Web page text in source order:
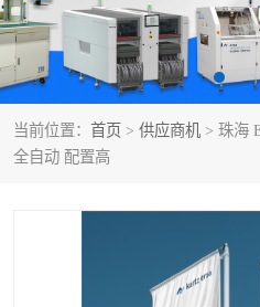
当前位置： 首页 > 供应商机 > 珠海
全自动 配置高
NeoHorizon全自动锡膏印
刷机
回流焊HOTFLOW 3/20e
BGA返修台HR600/2
TX 全自动高速贴片机